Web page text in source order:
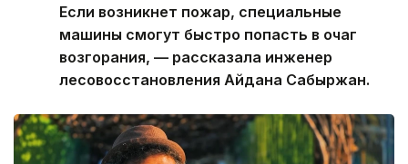
Если возникнет пожар, специальные
машины смогут быстро попасть в очаг
возгорания, — рассказала инженер
лесовосстановления Айдана Сабыржан.